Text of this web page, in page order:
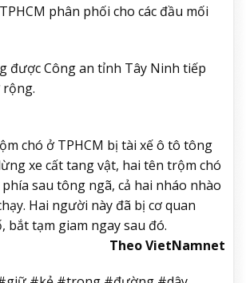
phân phối cho các đầu mối
được Công an tỉnh Tây Ninh tiếp
chó ở TPHCM bị tài xế ô tô tông
xe cất tang vật, hai tên trộm chó
sau tông ngã, cả hai nháo nhào
Hai người này đã bị cơ quan
bắt tạm giam ngay sau đó.
Theo VietNamnet